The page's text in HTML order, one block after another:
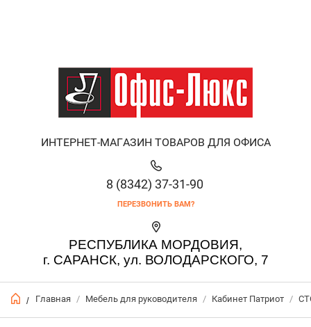
ИНТЕРНЕТ-МАГАЗИН ТОВАРОВ ДЛЯ ОФИСА
8 (8342) 37-31-90
ПЕРЕЗВОНИТЬ ВАМ?
РЕСПУБЛИКА МОРДОВИЯ,
г. САРАНСК, ул. ВОЛОДАРСКОГО, 7
/ Главная / Мебель для руководителя / Кабинет Патриот /